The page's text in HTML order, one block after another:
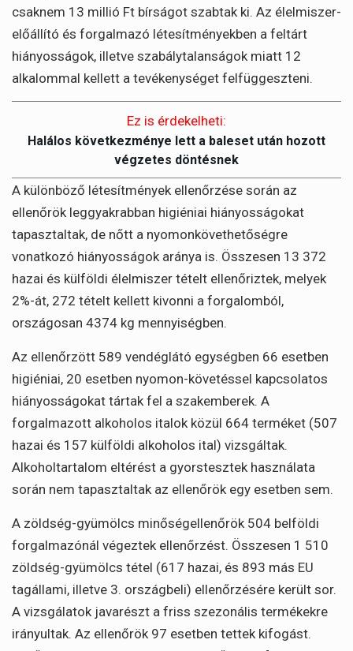
csaknem 13 millió Ft bírságot szabtak ki. Az élelmiszer-
előállító és forgalmazó létesítményekben a feltárt
hiányosságok, illetve szabálytalanságok miatt 12
alkalommal kellett a tevékenységet felfüggeszteni.
Ez is érdekelheti:
Halálos következménye lett a baleset után hozott
végzetes döntésnek
A különböző létesítmények ellenőrzése során az
ellenőrök leggyakrabban higiéniai hiányosságokat
tapasztaltak, de nőtt a nyomonkövethetőségre
vonatkozó hiányosságok aránya is. Összesen 13 372
hazai és külföldi élelmiszer tételt ellenőriztek, melyek
2%-át, 272 tételt kellett kivonni a forgalomból,
országosan 4374 kg mennyiségben.
Az ellenőrzött 589 vendéglátó egységben 66 esetben
higiéniai, 20 esetben nyomon-követéssel kapcsolatos
hiányosságokat tártak fel a szakemberek. A
forgalmazott alkoholos italok közül 664 terméket (507
hazai és 157 külföldi alkoholos ital) vizsgáltak.
Alkoholtartalom eltérést a gyorstesztek használata
során nem tapasztaltak az ellenőrök egy esetben sem.
A zöldség-gyümölcs minőségellenőrök 504 belföldi
forgalmazónál végeztek ellenőrzést. Összesen 1 510
zöldség-gyümölcs tétel (617 hazai, és 893 más EU
tagállami, illetve 3. országbeli) ellenőrzésére került sor.
A vizsgálatok javarészt a friss szezonális termékekre
irányultak. Az ellenőrök 97 esetben tettek kifogást.